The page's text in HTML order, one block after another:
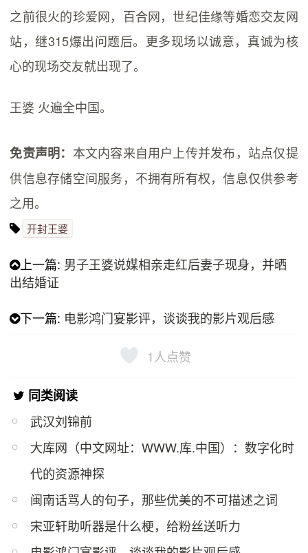
之前很火的珍爱网，百合网，世纪佳缘等婚恋交友网
站，继315爆出问题后。更多现场以诚意，真诚为核
心的现场交友就出现了。
王婆 火遍全中国。
免责声明： 本文内容来自用户上传并发布，站点仅提
供信息存储空间服务，不拥有所有权，信息仅供参考
之用。
开封王婆
上一篇: 男子王婆说媒相亲走红后妻子现身，并晒
出结婚证
下一篇: 电影鸿门宴影评，谈谈我的影片观后感
1 人点赞
同类阅读
武汉刘锦前
大库网（中文网址：WWW.库.中国）：数字化时
代的资源神探
闽南话骂人的句子，那些优美的不可描述之词
宋亚轩助听器是什么梗，给粉丝送听力